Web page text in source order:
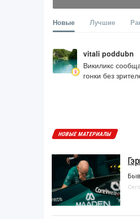
Новые Лучшие
vitali poddubn
Викиликс
гонки без
НОВЫЕ МАТЕРИАЛЫ